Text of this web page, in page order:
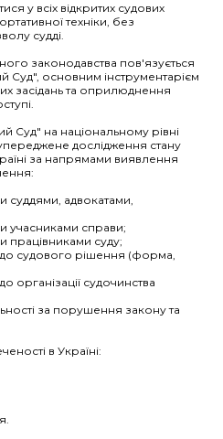
у всіх відкритих судових
техніки, без
судді.
законодавства пов'язується
Суд", основним інструментарієм
засідань та оприлюднення
Суд" на національному рівні
дослідження стану
за напрямами виявлення
суддями, адвокатами,
учасниками справи;
працівниками суду;
судового рішення (форма,
організації судочинства
за порушення закону та
в Україні: